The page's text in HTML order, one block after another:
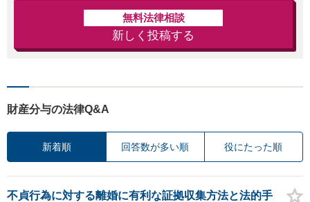
無料法律相談
新しく投稿する
財産分与の法律Q&A
新着順 回答数が多い順 役にたった順
不貞行為に対する離婚に有利な証拠収集方法と法的手